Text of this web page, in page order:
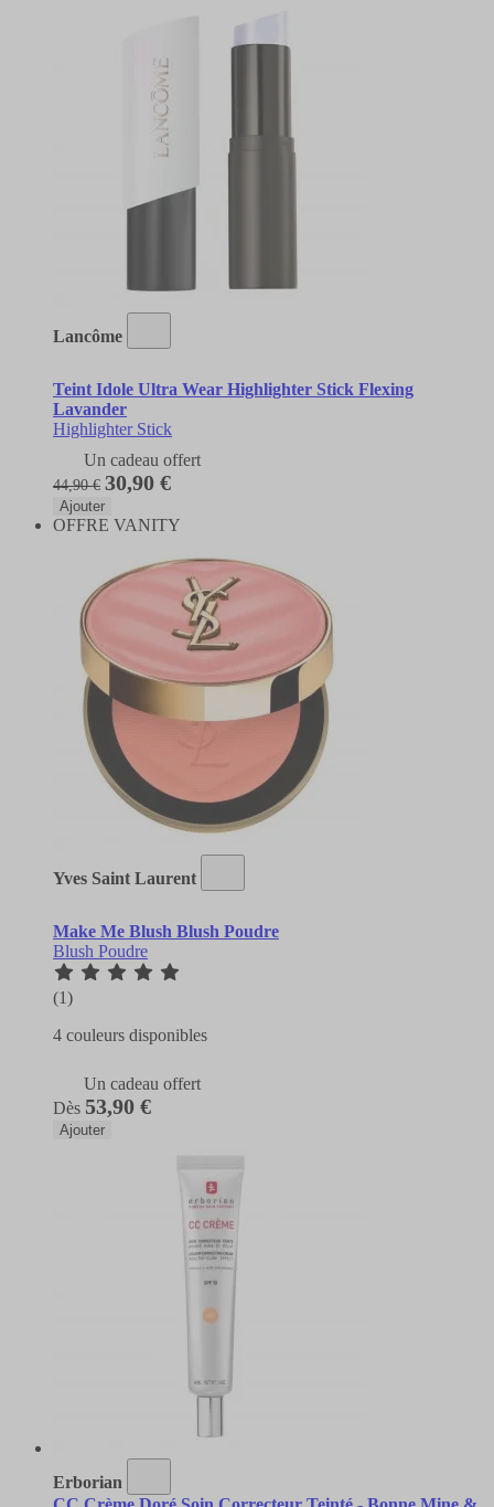
Lancôme
Teint Idole Ultra Wear Highlighter Stick Flexing
Lavander
Highlighter Stick
Un cadeau offert
44,90 € 30,90 €
Ajouter
OFFRE VANITY
Yves Saint Laurent
Make Me Blush Blush Poudre
Blush Poudre
(1)
4 couleurs disponibles
Un cadeau offert
Dès 53,90 €
Ajouter
Erborian